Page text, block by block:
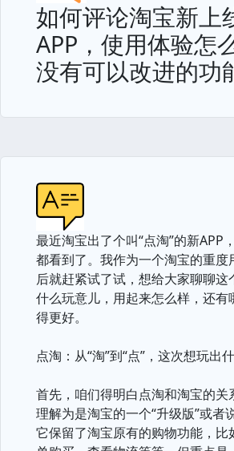
如何评论淘宝新上
APP，使用体验怎
没有可以改进的功
最近淘宝出了个叫“点淘”的新APP
都看到了。我作为一个淘宝的重度
后就赶紧试了试，想给大家聊聊这
什么玩意儿，用起来怎么样，还有
得更好。
点淘：从“淘”到“点”，这次想玩出
首先，咱们得明白点淘和淘宝的关
理解为是淘宝的一个“升级版”或者
它保留了淘宝原有的购物功能，比